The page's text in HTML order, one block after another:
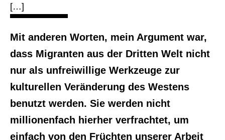
[…]
Mit anderen Worten, mein Argument war,
dass Migranten aus der Dritten Welt nicht
nur als unfreiwillige Werkzeuge zur
kulturellen Veränderung des Westens
benutzt werden. Sie werden nicht
millionenfach hierher verfrachtet, um
einfach von den Früchten unserer Arbeit